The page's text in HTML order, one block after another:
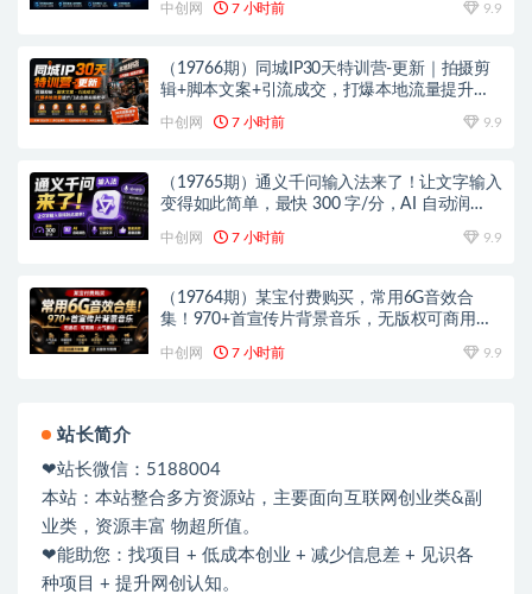
中创网 7 小时前 9.9
（19766期）同城IP30天特训营-更新｜拍摄剪
辑+脚本文案+引流成交，打爆本地流量提升门
中创网 7 小时前 9.9
（19765期）通义千问输入法来了！让文字输入
变得如此简单，最快 300 字/分，AI 自动润
中创网 7 小时前 9.9
（19764期）某宝付费购买，常用6G音效合
集！970+首宣传片背景音乐，无版权可商用大
中创网 7 小时前 9.9
站长简介
❤站长微信：5188004
本站：本站整合多方资源站，主要面向互联网创业类&副
业类，资源丰富 物超所值。
❤能助您：找项目 + 低成本创业 + 减少信息差 + 见识各
种项目 + 提升网创认知。